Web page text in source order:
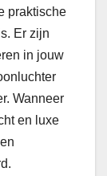
praktische
Er zijn
in jouw
Wanneer
en luxe